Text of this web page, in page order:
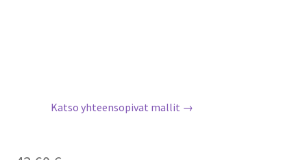
Katso yhteensopivat mallit →